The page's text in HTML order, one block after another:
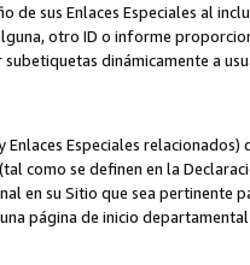
sus Enlaces Especiales al
otro ID o informe
dinámicamente a
Especiales
como se definen en la
en su Sitio que sea pertinente
página de inicio